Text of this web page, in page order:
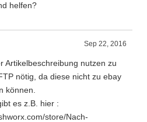
helfen?
Sep 22, 2016
Artikelbeschreibung nutzen zu
nötig, da diese nicht zu ebay
können.
es z.B. hier :
store/Nach-